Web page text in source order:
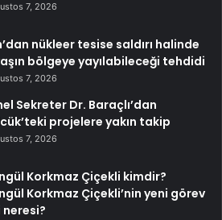
7, 2026
nükleer tesise saldırı halinde
bölgeye yayılabileceği tehdidi
7, 2026
Sekreter Dr. Baraçlı’dan
projelere yakın takip
7, 2026
Korkmaz Çiçekli kimdir?
Korkmaz Çiçekli’nin yeni görev
neresi?